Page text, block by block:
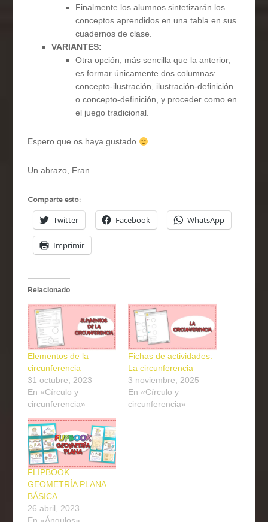
Finalmente los alumnos sintetizarán los
conceptos aprendidos en una tabla en sus
cuadernos de clase.
VARIANTES:
Otra opción, más sencilla que la anterior,
es formar únicamente dos columnas:
concepto-ilustración, ilustración-definición
o concepto-definición, y proceder como en
el juego tradicional.
Espero que os haya gustado
Un abrazo, Fran.
Comparte esto:
Twitter Facebook WhatsApp
Imprimir
Relacionado
Elementos de la
circunferencia
31 octubre, 2023
En «Círculo y
circunferencia»
Fichas de actividades:
La circunferencia
3 noviembre, 2025
En «Círculo y
circunferencia»
FLIPBOOK
GEOMETRÍA PLANA
BÁSICA
26 abril, 2023